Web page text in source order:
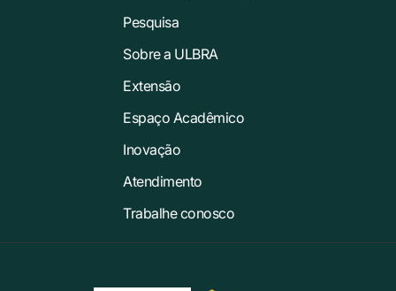
Pesquisa
Sobre a ULBRA
Extensão
Espaço Acadêmico
Inovação
Atendimento
Trabalhe conosco